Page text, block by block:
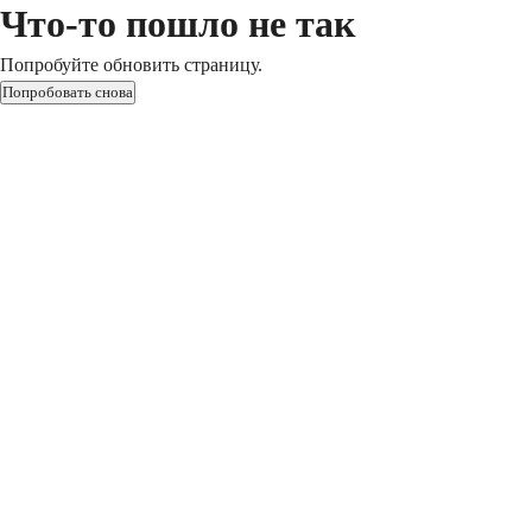
Что-то пошло не так
Попробуйте обновить страницу.
Попробовать снова